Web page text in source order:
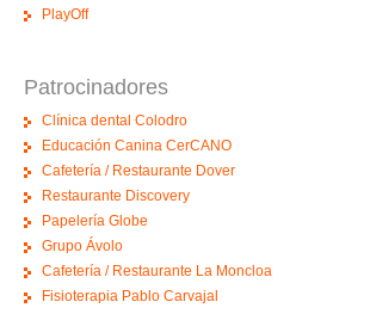
PlayOff
Patrocinadores
Clínica dental Colodro
Educación Canina CerCANO
Cafetería / Restaurante Dover
Restaurante Discovery
Papelería Globe
Grupo Ávolo
Cafetería / Restaurante La Moncloa
Fisioterapia Pablo Carvajal